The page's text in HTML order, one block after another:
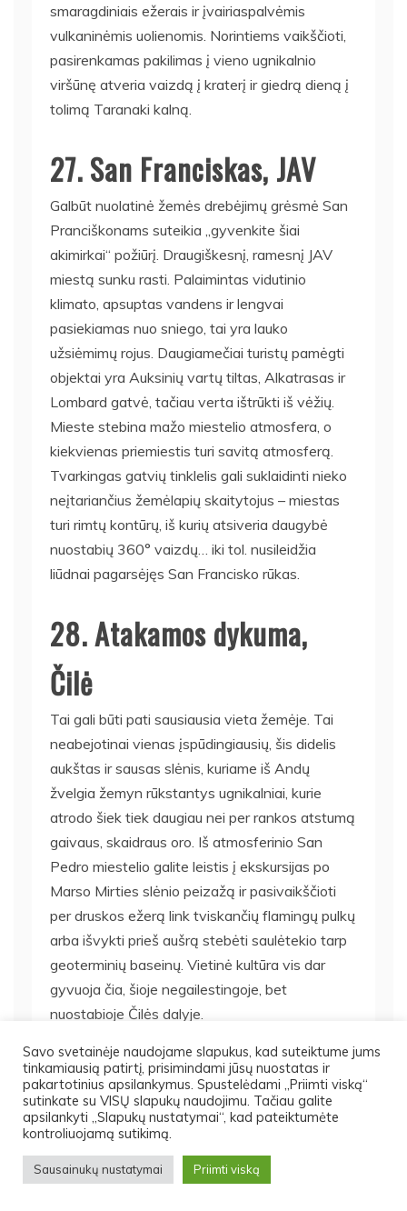
smaragdiniais ežerais ir įvairiaspalvėmis
vulkaninėmis uolienomis. Norintiems vaikščioti,
pasirenkamas pakilimas į vieno ugnikalnio
viršūnę atveria vaizdą į kraterį ir giedrą dieną į
tolimą Taranaki kalną.
27. San Franciskas, JAV
Galbūt nuolatinė žemės drebėjimų grėsmė San
Pranciškonams suteikia „gyvenkite šiai
akimirkai“ požiūrį. Draugiškesnį, ramesnį JAV
miestą sunku rasti. Palaimintas vidutinio
klimato, apsuptas vandens ir lengvai
pasiekiamas nuo sniego, tai yra lauko
užsiėmimų rojus. Daugiamečiai turistų pamėgti
objektai yra Auksinių vartų tiltas, Alkatrasas ir
Lombard gatvė, tačiau verta ištrūkti iš vėžių.
Mieste stebina mažo miestelio atmosfera, o
kiekvienas priemiestis turi savitą atmosferą.
Tvarkingas gatvių tinklelis gali suklaidinti nieko
neįtariančius žemėlapių skaitytojus – miestas
turi rimtų kontūrų, iš kurių atsiveria daugybė
nuostabių 360° vaizdų… iki tol. nusileidžia
liūdnai pagarsėjęs San Francisko rūkas.
28. Atakamos dykuma,
Čilė
Tai gali būti pati sausiausia vieta žemėje. Tai
neabejotinai vienas įspūdingiausių, šis didelis
aukštas ir sausas slėnis, kuriame iš Andų
žvelgia žemyn rūkstantys ugnikalniai, kurie
atrodo šiek tiek daugiau nei per rankos atstumą
gaivaus, skaidraus oro. Iš atmosferinio San
Pedro miestelio galite leistis į ekskursijas po
Marso Mirties slėnio peizažą ir pasivaikščioti
per druskos ežerą link tviskančių flamingų pulkų
arba išvykti prieš aušrą stebėti saulėtekio tarp
geoterminių baseinų. Vietinė kultūra vis dar
gyvuoja čia, šioje negailestingoje, bet
nuostabioje Čilės dalyje.
29. Raudonoji aikštė,
Rusija
Jo pavadinimas gali kilti iš sugadinto rusiško
žodžio, reiškiančio gražus, bet Maskvos širdis
Savo svetainėje naudojame slapukus, kad suteiktume jums
tinkamiausią patirtį, prisimindami jūsų nuostatas ir
pakartotinius apsilankymus. Spustelėdami „Priimti viską“
sutinkate su VISŲ slapukų naudojimu. Tačiau galite
apsilankyti „Slapukų nustatymai“, kad pateiktumėte
kontroliuojamą sutikimą.
Sausainukų nustatymai Priimti viską